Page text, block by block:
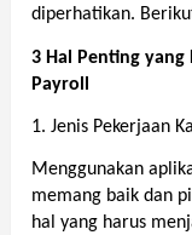
diperhatikan.
3 Hal Penting
Payroll
1. Jenis Pekerjaan
Menggunakan
memang baik dan
hal yang harus